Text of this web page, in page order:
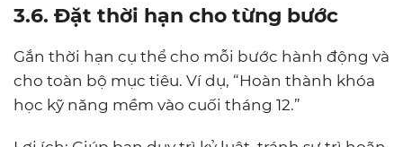
3.6. Đặt thời hạn cho từng bước
Gắn thời hạn cụ thể cho mỗi bước hành động và
cho toàn bộ mục tiêu. Ví dụ, “Hoàn thành khóa
học kỹ năng mềm vào cuối tháng 12.”